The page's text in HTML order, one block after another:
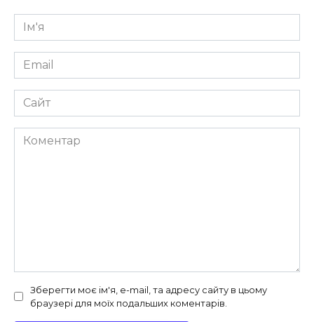
Ім'я
*
Email
*
Сайт
Коментар
Зберегти моє ім'я, e-mail, та адресу сайту в цьому
браузері для моїх подальших коментарів.